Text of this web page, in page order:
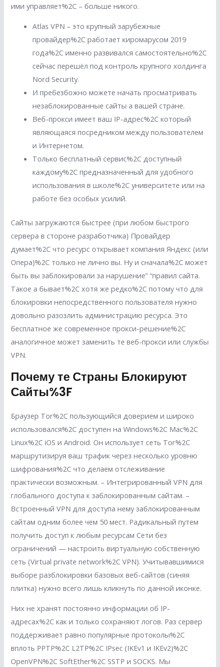
ими управляет%2C – больше никого.
Atlas VPN – это крупный зарубежные
провайдер%2C работает киромарусом 2019
года%2C именно развивался самостоятельно%2C
сейчас перешёл под контроль крупного холдинга
Nord Security.
И пребезбожно можете начать просматривать
незаблокированные сайты а вашей стране.
Веб-прокси имеет ваш IP-адрес%2C который
являющаяся посредником между пользователем
и Интернетом.
Только бесплатный сервис%2C доступный
каждому%2C предназначенный для удобного
использования в школе%2C университете или на
работе без особых усилий.
Сайты загружаются быстрее (при любом быстрого
сервера в стороне разработчика) Провайдер
думает%2C что ресурс открывает компания Яндекс (или
Опера)%2C только не лично вы. Ну и сначала%2C может
быть вы заблокировали за нарушение” “правил сайта.
Такое а бывает%2C хотя же редко%2C потому что для
блокировки непосредственного пользователя нужно
довольно разозлить администрацию ресурса. Это
бесплатное же современное прокси-решение%2C
аналогичное может заменить те веб-прокси или службы
VPN.
Почему те Страны Блокируют
Сайты%3F
Браузер Tor%2C пользующийся доверием и широко
использовался%2C доступен на Windows%2C Mac%2C
Linux%2C iOS и Android. Он использует сеть Tor%2C
маршрутизируя ваш трафик через несколько уровню
шифрования%2C что делаем отслеживание
практически возможным. – Интегрированный VPN для
глобального доступа к заблокированным сайтам. –
Встроенный VPN для доступа нему заблокированным
сайтам одним более чем 50 мест. Радикальный путем
получить доступ к любым ресурсам Сети без
ограничений — настроить виртуальную собственную
сеть (Virtual private network%2C VPN). Учитывавшимися
выборе разблокировки базовых веб-сайтов (синяя
плитка) нужно всего лишь кликнуть по данной иконке.
Них не хранят постоянно информации об IP-
адресах%2C как и только сохраняют логов. Раз сервер
поддерживает равно популярные протоколы%2C
вплоть PPTP%2C L2TP%2C IPsec (IKEv1 и IKEv2)%2C
OpenVPN%2C SoftEther%2C SSTP и SOCKS. Мы